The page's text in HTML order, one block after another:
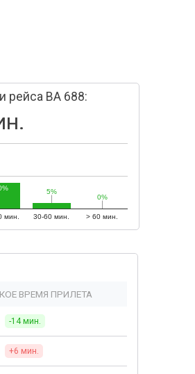
рейса BA 688:
мин. 30-60 мин. > 60 мин.
5%
5%
0%
0%
ВРЕМЯ ПРИЛЕТА
-14 мин.
+6 мин.